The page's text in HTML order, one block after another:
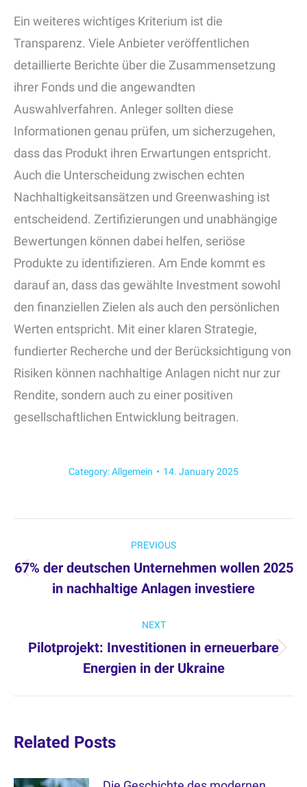
Ein weiteres wichtiges Kriterium ist die
Transparenz. Viele Anbieter veröffentlichen
detaillierte Berichte über die Zusammensetzung
ihrer Fonds und die angewandten
Auswahlverfahren. Anleger sollten diese
Informationen genau prüfen, um sicherzugehen,
dass das Produkt ihren Erwartungen entspricht.
Auch die Unterscheidung zwischen echten
Nachhaltigkeitsansätzen und Greenwashing ist
entscheidend. Zertifizierungen und unabhängige
Bewertungen können dabei helfen, seriöse
Produkte zu identifizieren. Am Ende kommt es
darauf an, dass das gewählte Investment sowohl
den finanziellen Zielen als auch den persönlichen
Werten entspricht. Mit einer klaren Strategie,
fundierter Recherche und der Berücksichtigung von
Risiken können nachhaltige Anlagen nicht nur zur
Rendite, sondern auch zu einer positiven
gesellschaftlichen Entwicklung beitragen.
Category:Allgemein 14. January 2025
navigation
PREVIOUS
Previous
post:
67% der deutschen Unternehmen wollen 2025
in nachhaltige Anlagen investiere
NEXT
Next
Pilotprojekt: Investitionen in erneuerbare
Energien in der Ukraine
Related Posts